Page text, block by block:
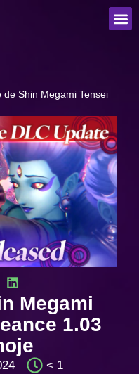
de Shin Megami Tensei
Megami
1.03
< 1